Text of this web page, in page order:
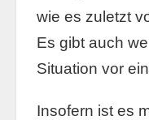
wie es zuletzt
Es gibt auch
Situation vor
Insofern ist es